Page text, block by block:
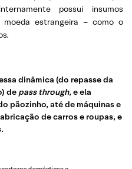
possui insumos
moeda estrangeira – como o
dinâmica (do repasse da
de pass through,e ela
pãozinho, até de máquinas e
de carros e roupas, e